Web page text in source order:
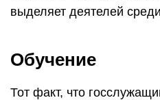
выделяет деятелей
Обучение
Тот факт, что